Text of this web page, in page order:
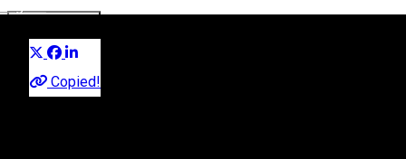
Copied!
Despre